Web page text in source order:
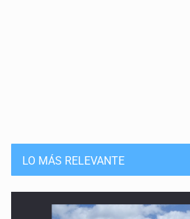
Leer sin atención: la derrota silenciosa
20 de Abril de 2026
No es cuota, es historia
LO MÁS RELEVANTE